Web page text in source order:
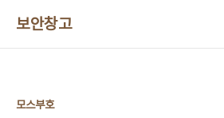
보안창고
모스부호